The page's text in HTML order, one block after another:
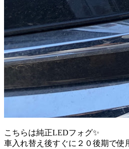
こちらは純正LEDフォグ✨
車入れ替え後すぐに２０後期で使